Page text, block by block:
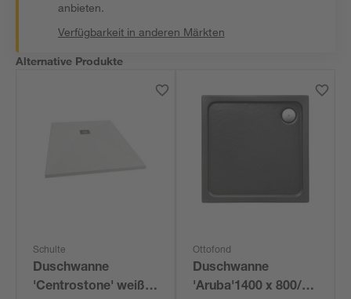
anbieten.
Verfügbarkeit in anderen Märkten
Alternative Produkte
Schulte
Duschwanne
'Centrostone' weiß
Ottofond
Duschwanne
'Aruba'1400 x 800/30